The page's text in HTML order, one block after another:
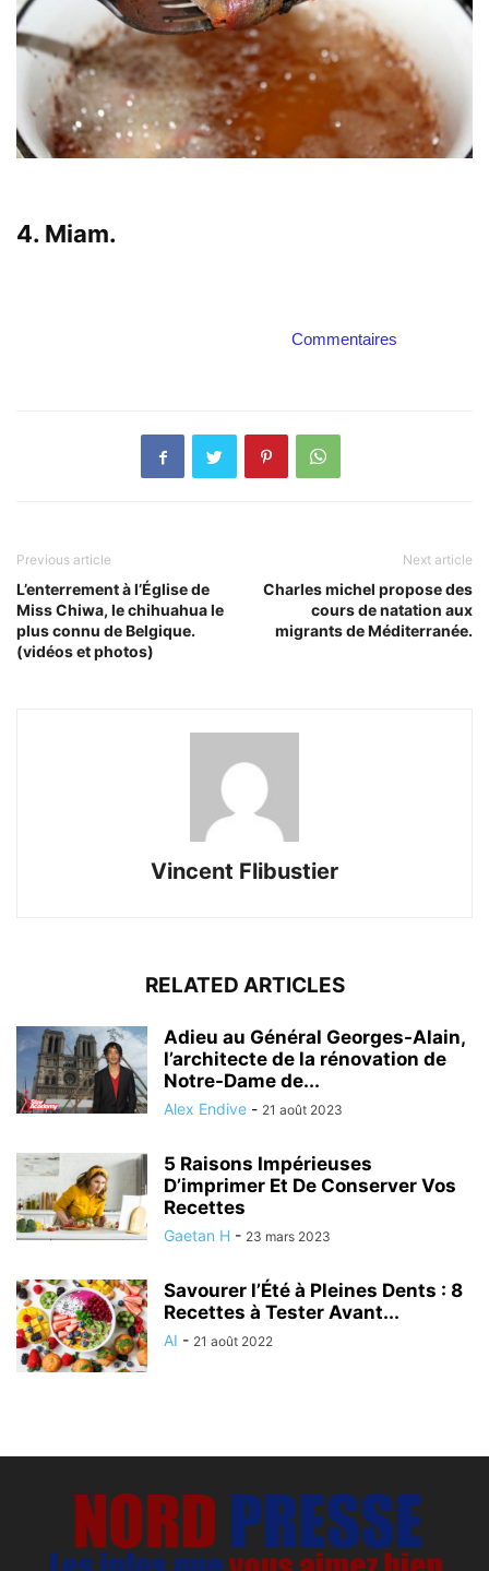
4. Miam.
Commentaires
Previous article
L’enterrement à l’Église de
Miss Chiwa, le chihuahua le
plus connu de Belgique.
(vidéos et photos)
Next article
Charles michel propose des
cours de natation aux
migrants de Méditerranée.
Vincent Flibustier
RELATED ARTICLES
Adieu au Général Georges-Alain,
l’architecte de la rénovation de
Notre-Dame de...
Alex Endive - 21 août 2023
5 Raisons Impérieuses
D’imprimer Et De Conserver Vos
Recettes
Gaetan H - 23 mars 2023
Savourer l’Été à Pleines Dents : 8
Recettes à Tester Avant...
AI - 21 août 2022